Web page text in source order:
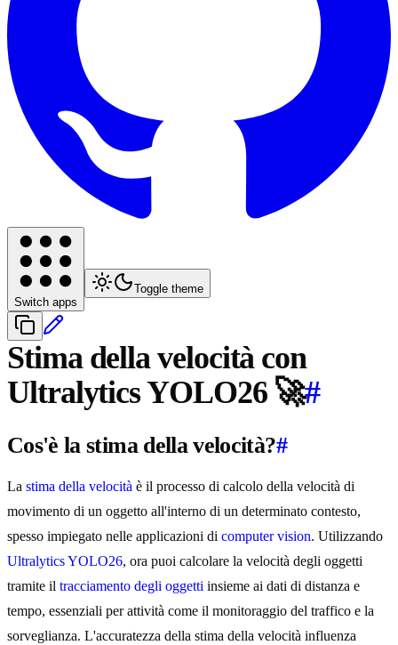
Switch apps
Toggle theme
Stima della velocità con
Ultralytics YOLO26 🚀#
Cos'è la stima della velocità?#
La stima della velocità è il processo di calcolo della velocità di
movimento di un oggetto all'interno di un determinato contesto,
spesso impiegato nelle applicazioni di computer vision. Utilizzando
Ultralytics YOLO26, ora puoi calcolare la velocità degli oggetti
tramite il tracciamento degli oggetti insieme ai dati di distanza e
tempo, essenziali per attività come il monitoraggio del traffico e la
sorveglianza. L'accuratezza della stima della velocità influenza